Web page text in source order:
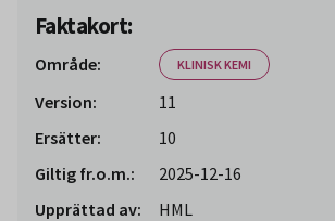
Faktakort:
Område: KLINISK KEMI
Version:
11
Ersätter:
10
Giltig fr.o.m.:
2025-12-16
Upprättad av:
HML